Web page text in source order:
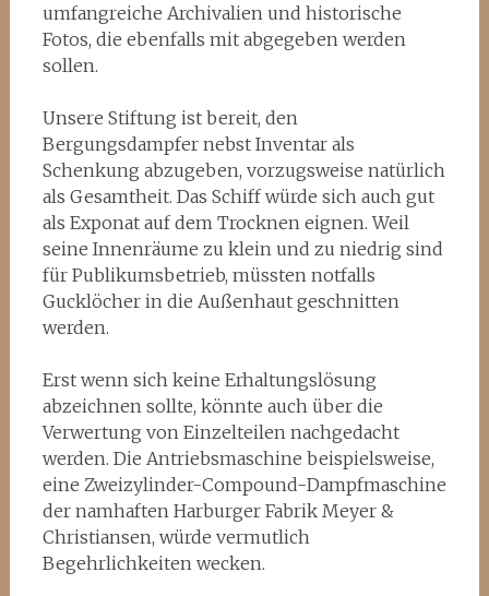
umfangreiche Archivalien und historische
Fotos, die ebenfalls mit abgegeben werden
sollen.
Unsere Stiftung ist bereit, den
Bergungsdampfer nebst Inventar als
Schenkung abzugeben, vorzugsweise natürlich
als Gesamtheit. Das Schiff würde sich auch gut
als Exponat auf dem Trocknen eignen. Weil
seine Innenräume zu klein und zu niedrig sind
für Publikumsbetrieb, müssten notfalls
Gucklöcher in die Außenhaut geschnitten
werden.
Erst wenn sich keine Erhaltungslösung
abzeichnen sollte, könnte auch über die
Verwertung von Einzelteilen nachgedacht
werden. Die Antriebsmaschine beispielsweise,
eine Zweizylinder-Compound-Dampfmaschine
der namhaften Harburger Fabrik Meyer &
Christiansen, würde vermutlich
Begehrlichkeiten wecken.